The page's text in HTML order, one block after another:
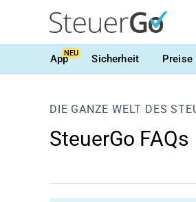
AppNEU Sicherheit Preise
DIE GANZE WELT DES
SteuerGo FAQs